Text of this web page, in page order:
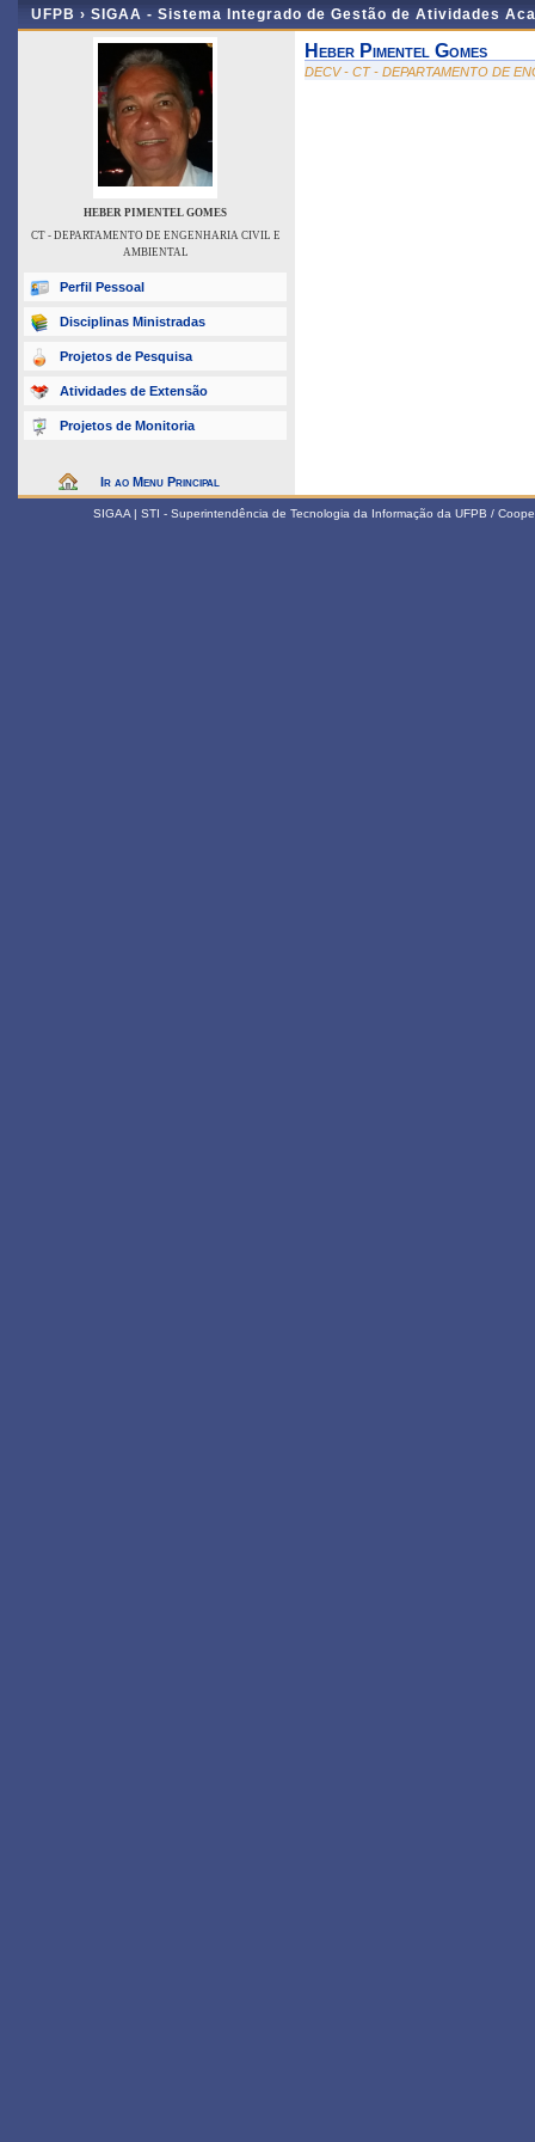
UFPB › SIGAA - Sistema Integrado de Gestão de Atividades
HEBER PIMENTEL GOMES
CT - DEPARTAMENTO DE ENGENHARIA CIVIL E
AMBIENTAL
Perfil Pessoal
Disciplinas Ministradas
Projetos de Pesquisa
Atividades de Extensão
Projetos de Monitoria
Ir ao Menu Principal
Heber Pimentel Gomes
DECV - CT - DEPARTAMENTO DE
SIGAA | STI - Superintendência de Tecnologia da Informação da UFPB /